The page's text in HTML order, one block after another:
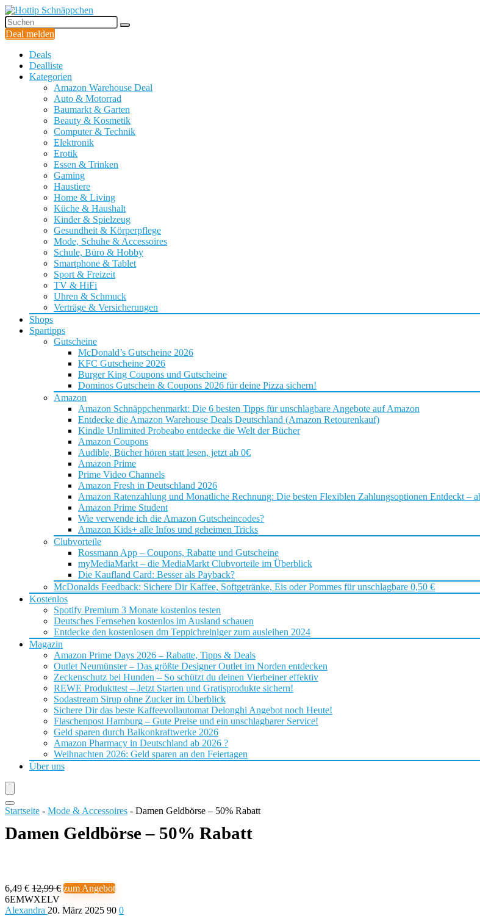
Deal melden
Deals
Dealliste
Kategorien
Amazon Warehouse Deal
Auto & Motorrad
Baumarkt & Garten
Beauty & Kosmetik
Computer & Technik
Elektronik
Erotik
Essen & Trinken
Gaming
Haustiere
Home & Living
Küche & Haushalt
Kinder & Spielzeug
Gesundheit & Körperpflege
Mode, Schuhe & Accessoires
Schule, Büro & Hobby
Smartphone & Tablet
Sport & Freizeit
TV & HiFi
Uhren & Schmuck
Verträge & Versicherungen
Shops
Spartipps
Gutscheine
McDonald’s Gutscheine 2026
KFC Gutscheine 2026
Burger King Coupons und Gutscheine
Dominos Gutschein & Coupons 2026 für deine Pizza sichern!
Amazon
Amazon Schnäppchenmarkt: Die 6 besten Tipps für unschlagbare Angebote auf Amazon
Entdecke die Amazon Warehouse Deals Deutschland (Amazon Retourenkauf)
Kindle Unlimited Probeabo entdecke die Welt der Bücher
Amazon Coupons
Audible, Bücher hören statt lesen, jetzt ab 0€
Amazon Prime
Prime Video Channels
Amazon Fresh in Deutschland 2026
Amazon Ratenzahlung und Monatliche Rechnung: Die besten Flexiblen Zahlungsoptionen Entdeckt –
Amazon Prime Student
Wie verwende ich die Amazon Gutscheincodes?
Amazon Kids+ alle Infos und geheimen Tricks
Clubvorteile
Rossmann App – Coupons, Rabatte und Gutscheine
myMediaMarkt – die MediaMarkt Clubvorteile im Überblick
Die Kaufland Card: Besser als Payback?
McDonalds Feedback: Sichere Dir Kaffee, Softgetränke, Eis oder Pommes für unschlagbare 0,50 €
Kostenlos
Spotify Premium 3 Monate kostenlos testen
Deutsches Fernsehen kostenlos im Ausland schauen
Entdecke den kostenlosen dm Teppichreiniger zum ausleihen 2024
Magazin
Amazon Prime Days 2026 – Rabatte, Tipps & Deals
Outlet Neumünster – Das größte Designer Outlet im Norden entdecken
Zeckenschutz bei Hunden – So schützt du deinen Vierbeiner effektiv
REWE Produkttest – Jetzt Starten und Gratisprodukte sichern!
Sodastream Sirup ohne Zucker im Überblick
Sichere Dir das beste Kaffeevollautomat Delonghi Angebot noch Heute!
Flaschenpost Hamburg – Gute Preise und ein unschlagbarer Service!
Geld sparen durch Balkonkraftwerke 2026
Amazon Pharmacy in Deutschland ab 2026 ?
Weihnachten 2026: Geld sparen an den Feiertagen
Über uns
Startseite - Mode & Accessoires - Damen Geldbörse – 50% Rabatt
Damen Geldbörse – 50% Rabatt
6,49 € 12,99 € zum Angebot
6EMWXELV
Alexandra 20. März 2025 90 0